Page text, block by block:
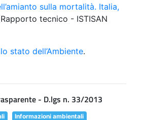
sulla mortalità. Italia,
tecnico - ISTISAN
stato dell’Ambiente.
- D.lgs n. 33/2013
Informazioni ambientali